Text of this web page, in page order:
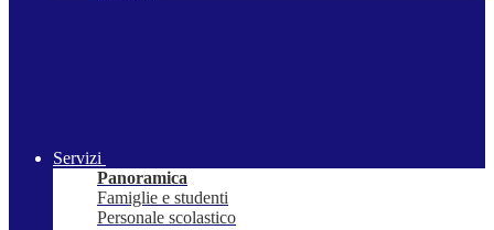
Servizi
Panoramica
Famiglie e studenti
Personale scolastico